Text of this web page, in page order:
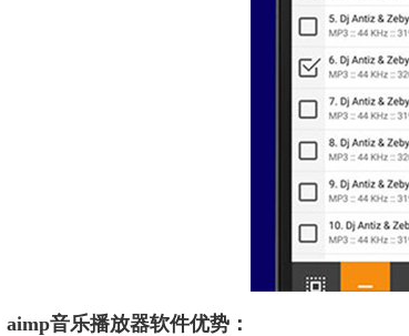
aimp音乐播放器软件优势：